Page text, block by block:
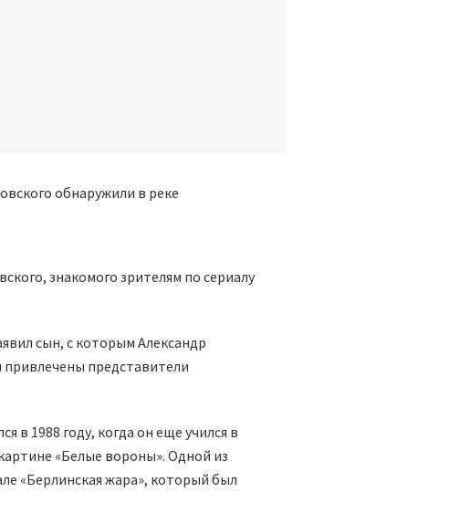
знакомого зрителям по сериалу
сын, с которым Александр
представители
в 1988 году, когда он еще учился в
«Белые вороны». Одной из
«Берлинская жара», который был